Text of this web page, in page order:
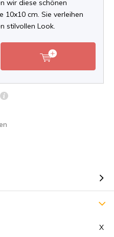
wir diese schönen
10x10 cm. Sie verleihen
stilvollen Look.
X